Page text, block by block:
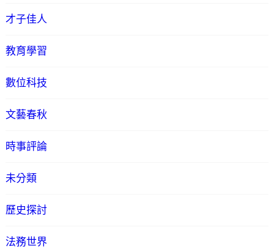
才子佳人
教育學習
數位科技
文藝春秋
時事評論
未分類
歷史探討
法務世界